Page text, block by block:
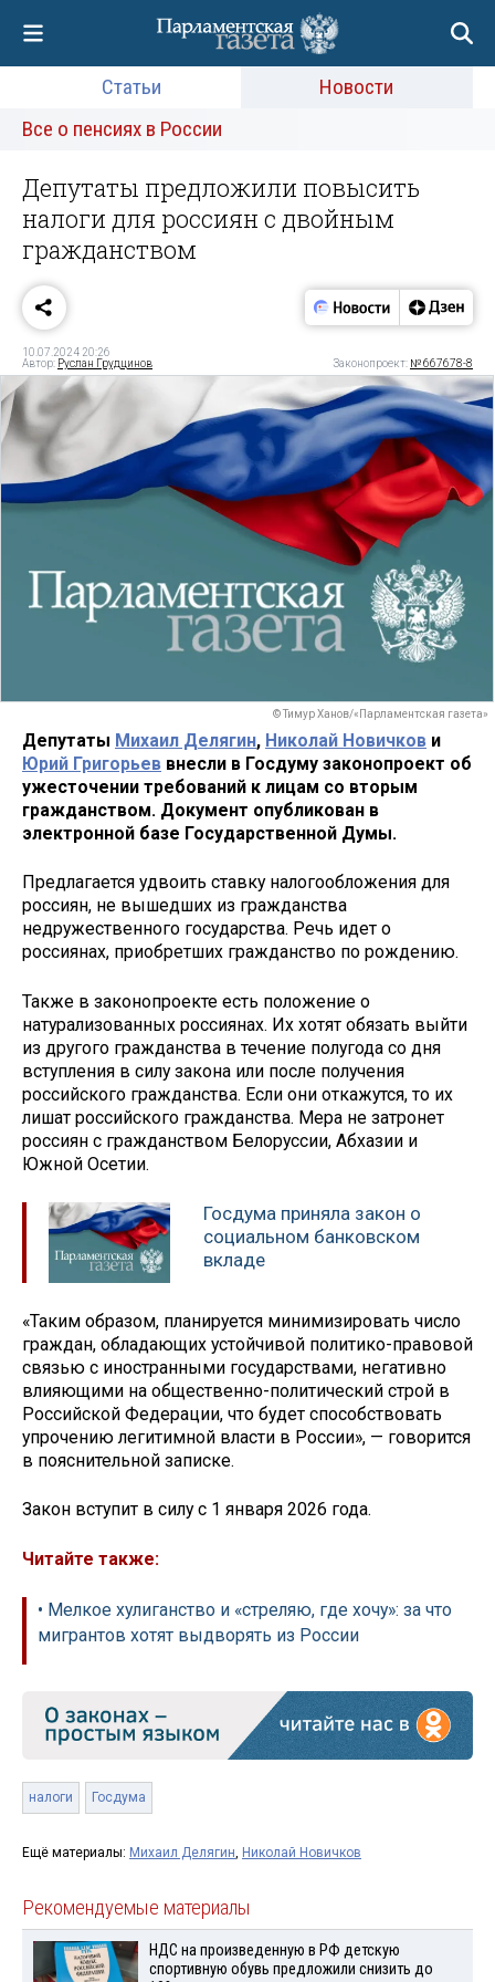
Статьи
Новости
Все о пенсиях в России
Депутаты предложили повысить
налоги для россиян с двойным
гражданством
10.07.2024 20:26
Автор: Руслан Грудцинов Законопроект: № 667678-8
© Тимур Ханов/«Парламентская газета»
Депутаты Михаил Делягин, Николай Новичков и
Юрий Григорьев внесли в Госдуму законопроект об
ужесточении требований к лицам со вторым
гражданством. Документ опубликован в
электронной базе Государственной Думы.
Предлагается удвоить ставку налогообложения для
россиян, не вышедших из гражданства
недружественного государства. Речь идет о
россиянах, приобретших гражданство по рождению.
Также в законопроекте есть положение о
натурализованных россиянах. Их хотят обязать выйти
из другого гражданства в течение полугода со дня
вступления в силу закона или после получения
российского гражданства. Если они откажутся, то их
лишат российского гражданства. Мера не затронет
россиян с гражданством Белоруссии, Абхазии и
Южной Осетии.
Госдума приняла закон о
социальном банковском
вкладе
«Таким образом, планируется минимизировать число
граждан, обладающих устойчивой политико-правовой
связью с иностранными государствами, негативно
влияющими на общественно-политический строй в
Российской Федерации, что будет способствовать
упрочению легитимной власти в России», — говорится
в пояснительной записке.
Закон вступит в силу с 1 января 2026 года.
Читайте также:
• Мелкое хулиганство и «стреляю, где хочу»: за что
мигрантов хотят выдворять из России
налоги Госдума
Ещё материалы: Михаил Делягин, Николай Новичков
Рекомендуемые материалы
НДС на произведенную в РФ детскую
спортивную обувь предложили снизить до